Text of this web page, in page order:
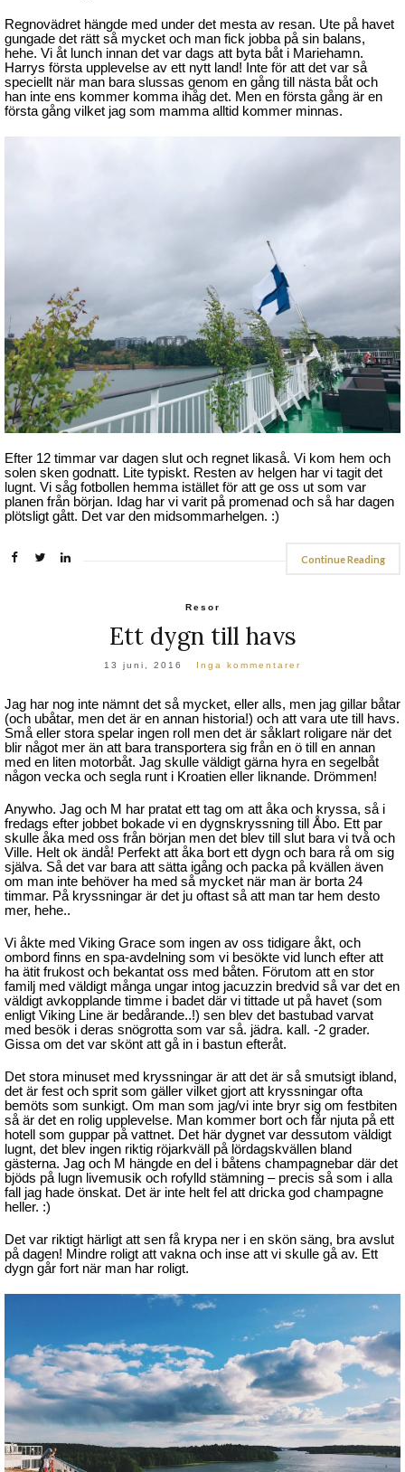
Regnovädret hängde med under det mesta av resan. Ute på havet
gungade det rätt så mycket och man fick jobba på sin balans,
hehe. Vi åt lunch innan det var dags att byta båt i Mariehamn.
Harrys första upplevelse av ett nytt land! Inte för att det var så
speciellt när man bara slussas genom en gång till nästa båt och
han inte ens kommer komma ihåg det. Men en första gång är en
första gång vilket jag som mamma alltid kommer minnas.
Efter 12 timmar var dagen slut och regnet likaså. Vi kom hem och
solen sken godnatt. Lite typiskt. Resten av helgen har vi tagit det
lugnt. Vi såg fotbollen hemma istället för att ge oss ut som var
planen från början. Idag har vi varit på promenad och så har dagen
plötsligt gått. Det var den midsommarhelgen. :)
Continue Reading
Resor
Ett dygn till havs
13 juni, 2016 Inga kommentarer
Jag har nog inte nämnt det så mycket, eller alls, men jag gillar båtar
(och ubåtar, men det är en annan historia!) och att vara ute till havs.
Små eller stora spelar ingen roll men det är såklart roligare när det
blir något mer än att bara transportera sig från en ö till en annan
med en liten motorbåt. Jag skulle väldigt gärna hyra en segelbåt
någon vecka och segla runt i Kroatien eller liknande. Drömmen!
Anywho. Jag och M har pratat ett tag om att åka och kryssa, så i
fredags efter jobbet bokade vi en dygnskryssning till Åbo. Ett par
skulle åka med oss från början men det blev till slut bara vi två och
Ville. Helt ok ändå! Perfekt att åka bort ett dygn och bara rå om sig
själva. Så det var bara att sätta igång och packa på kvällen även
om man inte behöver ha med så mycket när man är borta 24
timmar. På kryssningar är det ju oftast så att man tar hem desto
mer, hehe..
Vi åkte med Viking Grace som ingen av oss tidigare åkt, och
ombord finns en spa-avdelning som vi besökte vid lunch efter att
ha ätit frukost och bekantat oss med båten. Förutom att en stor
familj med väldigt många ungar intog jacuzzin bredvid så var det en
väldigt avkopplande timme i badet där vi tittade ut på havet (som
enligt Viking Line är bedårande..!) sen blev det bastubad varvat
med besök i deras snögrotta som var så. jädra. kall. -2 grader.
Gissa om det var skönt att gå in i bastun efteråt.
Det stora minuset med kryssningar är att det är så smutsigt ibland,
det är fest och sprit som gäller vilket gjort att kryssningar ofta
bemöts som sunkigt. Om man som jag/vi inte bryr sig om festbiten
så är det en rolig upplevelse. Man kommer bort och får njuta på ett
hotell som guppar på vattnet. Det här dygnet var dessutom väldigt
lugnt, det blev ingen riktig röjarkväll på lördagskvällen bland
gästerna. Jag och M hängde en del i båtens champagnebar där det
bjöds på lugn livemusik och rofylld stämning – precis så som i alla
fall jag hade önskat. Det är inte helt fel att dricka god champagne
heller. :)
Det var riktigt härligt att sen få krypa ner i en skön säng, bra avslut
på dagen! Mindre roligt att vakna och inse att vi skulle gå av. Ett
dygn går fort när man har roligt.